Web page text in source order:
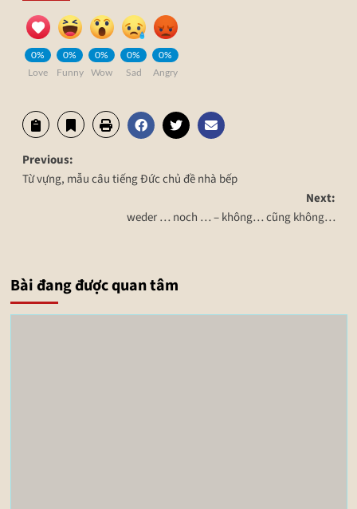
0%
Love
0%
Funny
0%
Wow
0%
Sad
0%
Angry
Previous:
Từ vựng, mẫu câu tiếng Đức chủ đề nhà bếp
Next:
weder … noch … – không… cũng không…
Bài đang được quan tâm